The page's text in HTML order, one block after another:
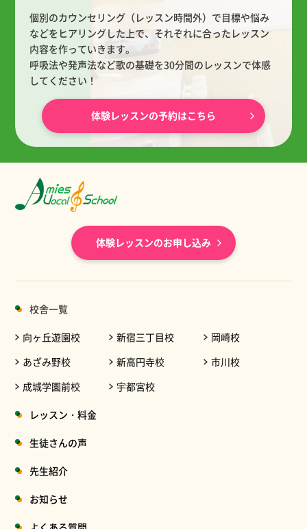
個別のカウンセリング（レッスン時間外）で目標や悩み
などをヒアリングした上で、 それぞれに合ったレッスン
内容を作っていきます。
呼吸法や発声法など歌の基礎を30分間のレッスンで体感
してください！
体験レッスンの予約はこちら
体験レッスンのお申し込み
校舎一覧
向ヶ丘遊園校
あざみ野校
成城学園前校
新宿三丁目校
新高円寺校
宇都宮校
岡崎校
市川校
レッスン・料金
生徒さんの声
先生紹介
お知らせ